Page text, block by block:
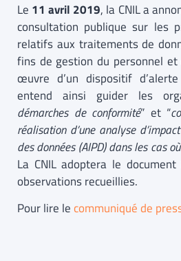
Le 11 avril 2019, la CNIL a
consultation publique sur les
relatifs aux traitements de
fins de gestion du personnel
œuvre d’un dispositif
entend ainsi guider les
démarches de conformité” et “
réalisation d’une analyse
des données (AIPD) dans les cas
La CNIL adoptera le
observations recueillies.
Pour lire lecommuniqué de